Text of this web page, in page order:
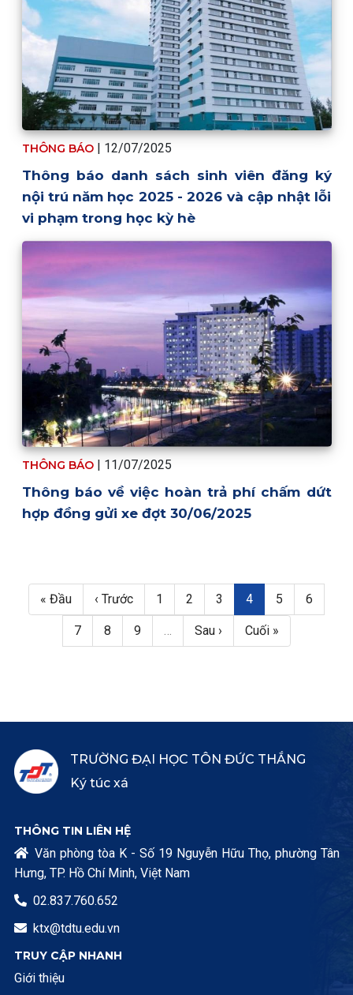
THÔNG BÁO | 12/07/2025
Thông báo danh sách sinh viên đăng ký
nội trú năm học 2025 - 2026 và cập nhật lỗi
vi phạm trong học kỳ hè
THÔNG BÁO | 11/07/2025
Thông báo về việc hoàn trả phí chấm dứt
hợp đồng gửi xe đợt 30/06/2025
First page
« Đầu Trang trước
‹ Trước Trang
1 Trang
2 Trang
3 Trang hiện thời
4 Trang
5 Trang
6
Trang
7 Trang
8 Trang
9 … Next page
Sau › Last page
Cuối »
TRƯỜNG ĐẠI HỌC TÔN ĐỨC THẮNG
Ký túc xá
THÔNG TIN LIÊN HỆ
 Văn phòng tòa K - Số 19 Nguyễn Hữu Thọ, phường Tân
Hưng, TP. Hồ Chí Minh, Việt Nam
 02.837.760.652
 ktx@tdtu.edu.vn
TRUY CẬP NHANH
Giới thiệu